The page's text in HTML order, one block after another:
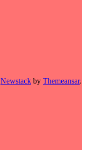
Newstack by Themeansar.